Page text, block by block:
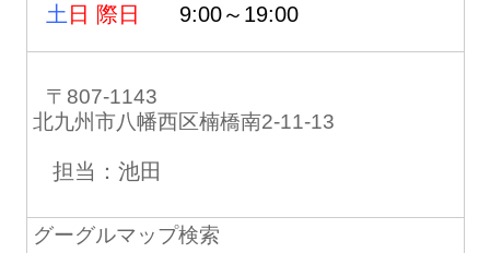
土 日 際日 9:00～19:00
〒807-1143
北九州市八幡西区楠橋南2-11-13
担当：池田
グーグルマップ検索